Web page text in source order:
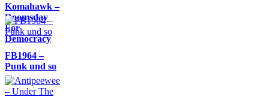
Komahawk –
Doomsday
For
Democracy
FB1964 –
Punk und so